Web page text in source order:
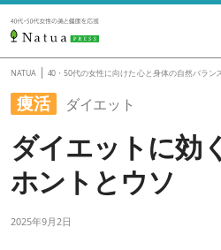
NATUA| 40・50代の女性に向けた 心と身体の自然バラン
痩活 ダイエット
ダイエットに効
ホントとウソ
2025年9月2日